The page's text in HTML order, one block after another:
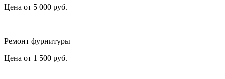
Цена от 5 000 руб.
Ремонт фурнитуры
Цена от 1 500 руб.